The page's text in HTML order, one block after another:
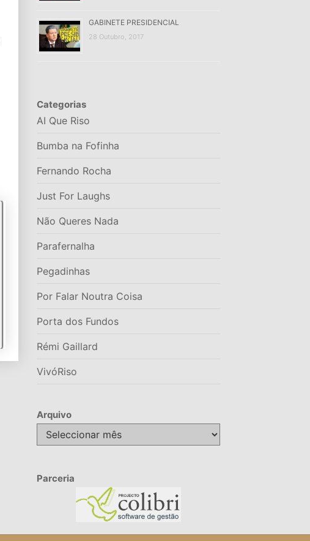
GABINETE PRESIDENCIAL
28 Outubro, 2017
Categorias
AI Que Riso
Bumba na Fofinha
Fernando Rocha
Just For Laughs
Não Queres Nada
Parafernalha
Pegadinhas
Por Falar Noutra Coisa
Porta dos Fundos
Rémi Gaillard
VivóRiso
Arquivo
Arquivo
Parceria